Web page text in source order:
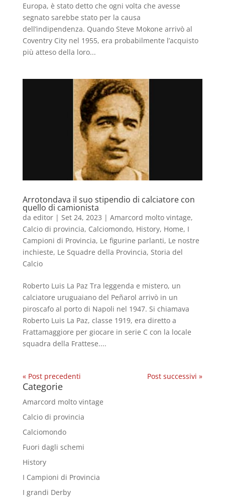
Europa, è stato detto che ogni volta che avesse
segnato sarebbe stato per la causa
dell’indipendenza. Quando Steve Mokone arrivò al
Coventry City nel 1955, era probabilmente l’acquisto
più atteso della loro...
Arrotondava il suo stipendio di calciatore con
quello di camionista
da editor| Set 24, 2023 | Amarcord molto vintage,
Calcio di provincia, Calciomondo, History, Home, I
Campioni di Provincia, Le figurine parlanti, Le nostre
inchieste, Le Squadre della Provincia, Storia del
Calcio
Roberto Luis La Paz Tra leggenda e mistero, un
calciatore uruguaiano del Peñarol arrivò in un
piroscafo al porto di Napoli nel 1947. Si chiamava
Roberto Luis La Paz, classe 1919, era diretto a
Frattamaggiore per giocare in serie C con la locale
squadra della Frattese....
« Post precedenti Post successivi »
Categorie
Amarcord molto vintage
Calcio di provincia
Calciomondo
Fuori dagli schemi
History
I Campioni di Provincia
I grandi Derby